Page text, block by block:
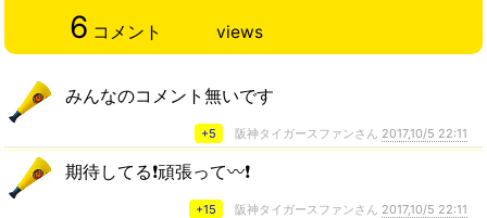
6 コメント views
みんなのコメント無いです
+5 阪神タイガースファンさん 2017,10/5 22:11
期待してる❗頑張って〰️❗
+15 阪神タイガースファンさん 2017,10/5 22:11